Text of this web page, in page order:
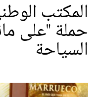
المكتب
حملة "على
السياحة